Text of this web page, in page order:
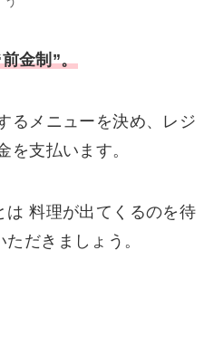
金制”。
るメニューを決め、レジ
を支払います。
は 料理が出てくるのを待
だきましょう。